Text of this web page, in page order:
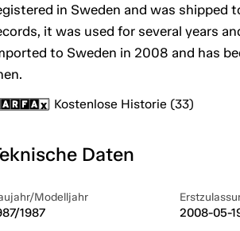
in Sweden and was shipped
it was used for several years
to Sweden in 2008 and has
Kostenlose Historie (33)
Daten
Modelljahr
1987 2008-05-